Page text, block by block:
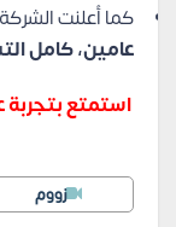
كما أعلنت
عامين، كامل
استمتع
زووم